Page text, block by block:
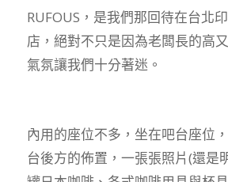
RUFOUS，是我們那回待在台北
店，絕對不只是因為老闆長的高
氣氛讓我們十分著迷。
內用的座位不多，坐在吧台座位
台後方的佈置，一張張照片(還是